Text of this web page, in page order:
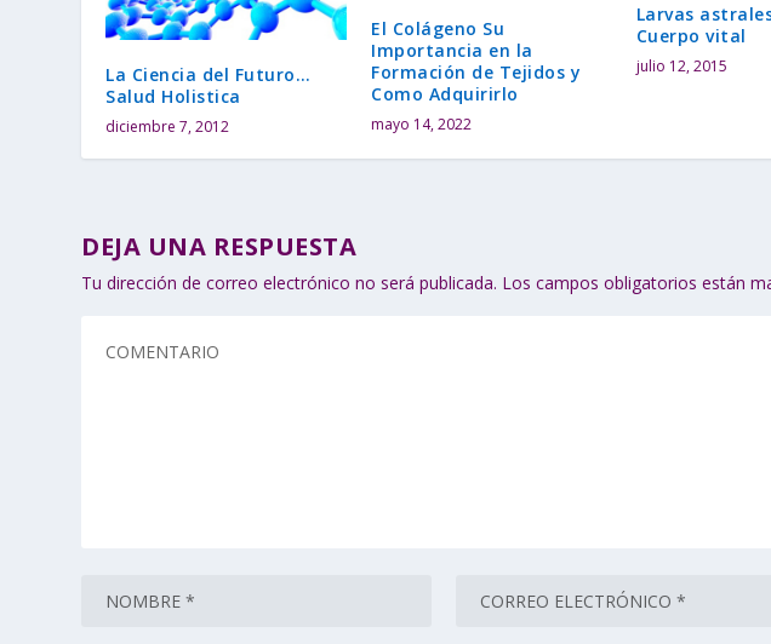
La Ciencia del Futuro…
Salud Holistica
diciembre 7, 2012
El Colágeno Su
Importancia en la
Formación de Tejidos y
Como Adquirirlo
mayo 14, 2022
Larvas
Cuerpo vital
julio 12, 2015
DEJA UNA RESPUESTA
Tu dirección de correo electrónico no será publicada. Los campos obligatorios están